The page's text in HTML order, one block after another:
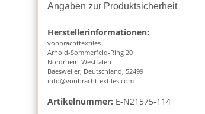
Angaben zur Produktsicherheit
Herstellerinformationen:
vonbrachttextiles
Arnold-Sommerfeld-Ring 20
Nordrhein-Westfalen
Baesweiler, Deutschland, 52499
info@vonbrachttextiles.com
Artikelnummer: E-N21575-114